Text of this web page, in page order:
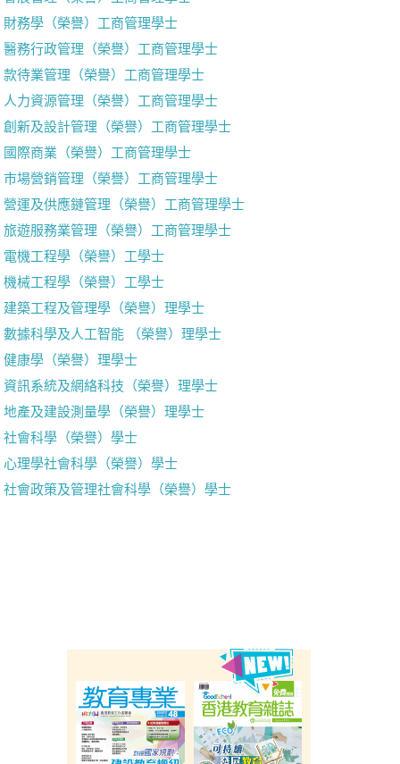
財務學（榮譽）工商管理學士
醫務行政管理（榮譽）工商管理學士
款待業管理（榮譽）工商管理學士
人力資源管理（榮譽）工商管理學士
創新及設計管理（榮譽）工商管理學士
國際商業（榮譽）工商管理學士
市場營銷管理（榮譽）工商管理學士
營運及供應鏈管理（榮譽）工商管理學士
旅遊服務業管理（榮譽）工商管理學士
電機工程學（榮譽）工學士
機械工程學（榮譽）工學士
建築工程及管理學（榮譽）理學士
數據科學及人工智能 （榮譽）理學士
健康學（榮譽）理學士
資訊系統及網絡科技（榮譽）理學士
地產及建設測量學（榮譽）理學士
社會科學（榮譽）學士
心理學社會科學（榮譽）學士
社會政策及管理社會科學（榮譽）學士